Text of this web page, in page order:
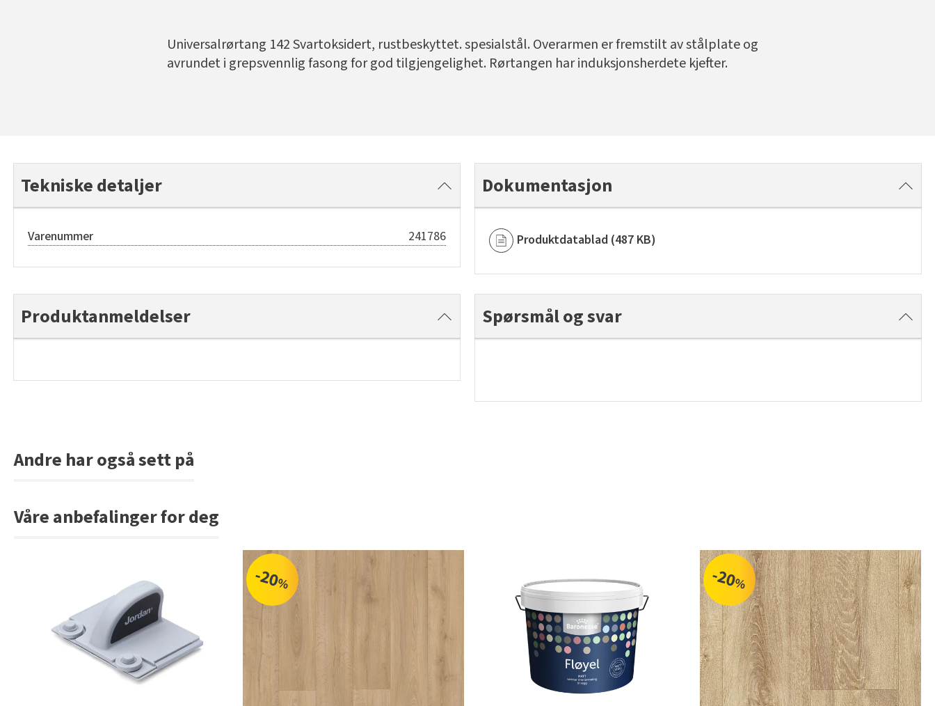
Universalrørtang 142 Svartoksidert, rustbeskyttet. spesialstål. Overarmen er fremstilt av stålplate og
avrundet i grepsvennlig fasong for god tilgjengelighet. Rørtangen har induksjonsherdete kjefter.
Tekniske detaljer
Varenummer 241786
Dokumentasjon
Produktdatablad (487 KB)
Produktanmeldelser Spørsmål og svar
Andre har også sett på
Våre anbefalinger for deg
-20% -20%